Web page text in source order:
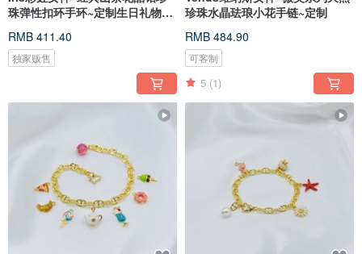
珠弹性扣环手环~定制生日礼物推
RMB 411.40
独家贩售
珍珠水晶珐琅小花手链~定制
RMB 484.90
可客制
5 (1)